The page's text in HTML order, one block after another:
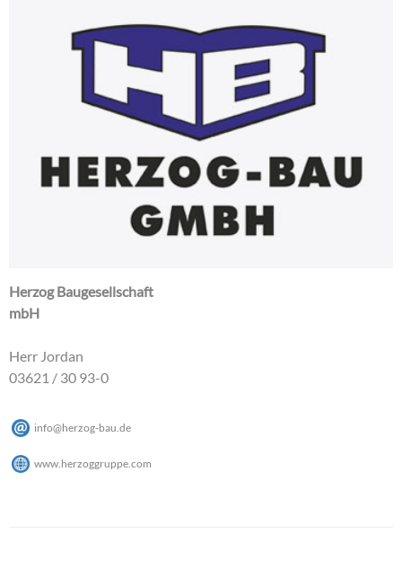
Herzog Baugesellschaft
mbH
Herr Jordan
03621 / 30 93-0
info@herzog-bau de
www.herzoggruppe.com